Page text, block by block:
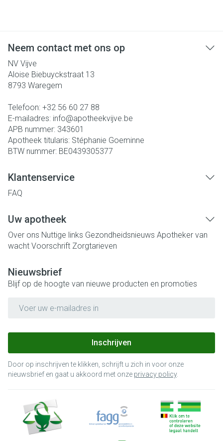
Neem contact met ons op
NV Vijve
Aloise Biebuyckstraat 13
8793 Waregem
Telefoon: +32 56 60 27 88
E-mailadres: info@apotheekvijve.be
APB nummer: 343601
Apotheek titularis: Stéphanie Goeminne
BTW nummer: BE0439305377
Klantenservice
FAQ
Uw apotheek
Over ons Nuttige links Gezondheidsnieuws Apotheker van
wacht Voorschrift Zorgtarieven
Nieuwsbrief
Blijf op de hoogte van nieuwe producten en promoties
Inschrijven
Door op inschrijven te klikken, schrijft u zich in voor onze
nieuwsbrief en gaat u akkoord met onze privacy policy.